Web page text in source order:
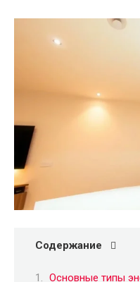
Содержание
Основные типы